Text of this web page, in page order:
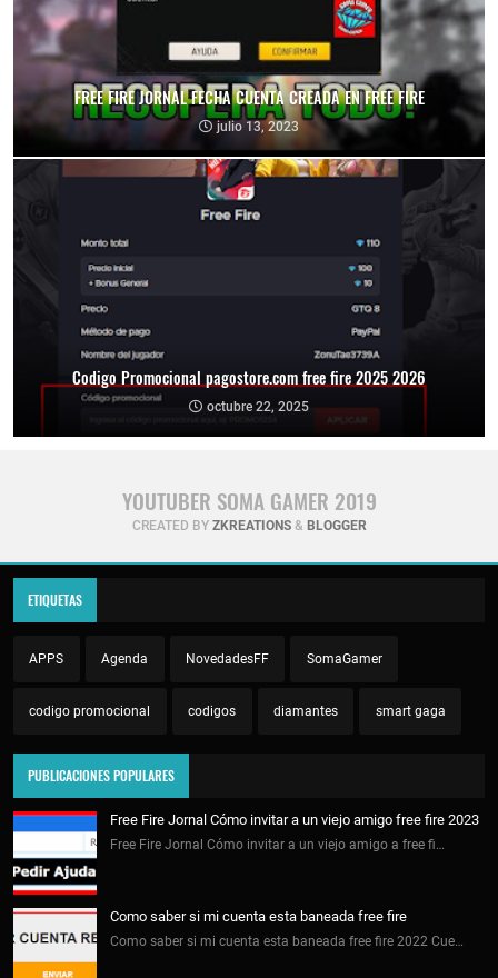
FREE FIRE JORNAL FECHA CUENTA CREADA EN FREE FIRE
julio 13, 2023
Codigo Promocional pagostore.com free fire 2025 2026
octubre 22, 2025
YOUTUBER SOMA GAMER 2019
CREATED BY ZKREATIONS& BLOGGER
ETIQUETAS
APPS Agenda NovedadesFF SomaGamer
codigo promocional codigos diamantes smart gaga
PUBLICACIONES POPULARES
Free Fire Jornal Cómo invitar a un viejo amigo free fire 2023
Free Fire Jornal Cómo invitar a un viejo amigo a free fi…
Como saber si mi cuenta esta baneada free fire
Como saber si mi cuenta esta baneada free fire 2022 Cue…